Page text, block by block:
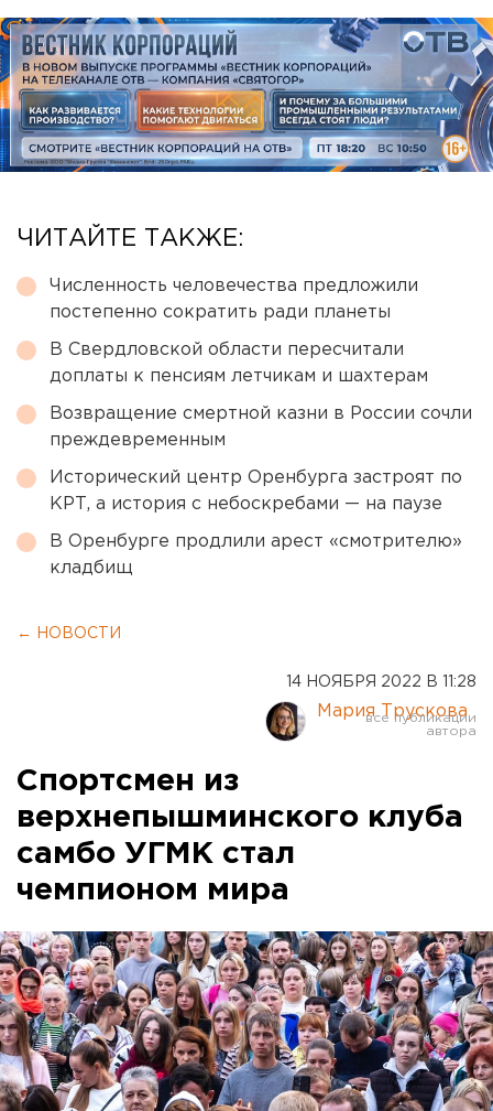
ЧИТАЙТЕ ТАКЖЕ:
Численность человечества предложили
постепенно сократить ради планеты
В Свердловской области пересчитали
доплаты к пенсиям летчикам и шахтерам
Возвращение смертной казни в России сочли
преждевременным
Исторический центр Оренбурга застроят по
КРТ, а история с небоскребами — на паузе
В Оренбурге продлили арест «смотрителю»
кладбищ
← НОВОСТИ
14 НОЯБРЯ 2022 В 11:28
Мария Трускова
Спортсмен из
верхнепышминского клуба
самбо УГМК стал
чемпионом мира